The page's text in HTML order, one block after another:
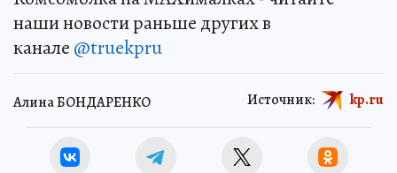
наши новости раньше других в
канале @truekpru
Алина БОНДАРЕНКО Источник: kp.ru